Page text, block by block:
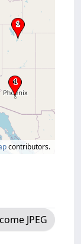
contributors.
JPEG